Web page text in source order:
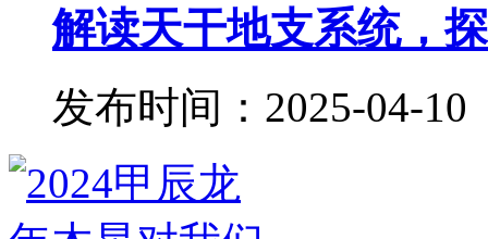
解读天干地支系统，
发布时间：2025-04-10